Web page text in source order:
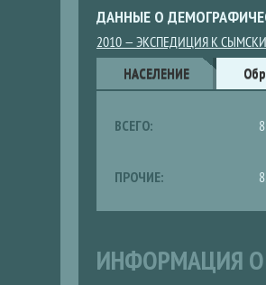
ДАННЫЕ О
2010 — ЭКСПЕДИЦИЯ К
ДанныеНАСЕЛЕНИЕ (АКТИВНАЯ
ВСЕГО:
ПРОЧИЕ:
ИНФОРМАЦИЯ